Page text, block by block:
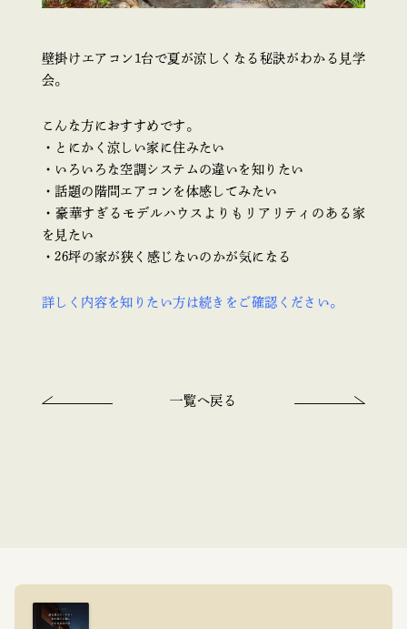
壁掛けエアコン1台で夏が涼しくなる秘訣がわかる見学
会。
こんな方におすすめです。
・とにかく涼しい家に住みたい
・いろいろな空調システムの違いを知りたい
・話題の階間エアコンを体感してみたい
・豪華すぎるモデルハウスよりもリアリティのある家
を見たい
・26坪の家が狭く感じないのかが気になる
詳しく内容を知りたい方は続きをご確認ください。
一覧へ戻る